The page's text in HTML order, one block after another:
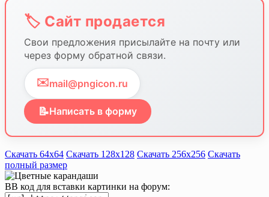
🏷️ Сайт продается
Свои предложения присылайте на почту или
через форму обратной связи.
✉️mail@pngicon.ru
📝Написать в форму
Скачать 64х64 Скачать 128х128 Скачать 256х256 Скачать
полный размер
BB код для вставки картинки на форум: